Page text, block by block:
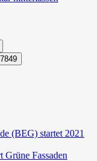
(BEG) startet 2021
Fassaden